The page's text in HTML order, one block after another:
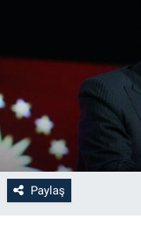
Paylaş